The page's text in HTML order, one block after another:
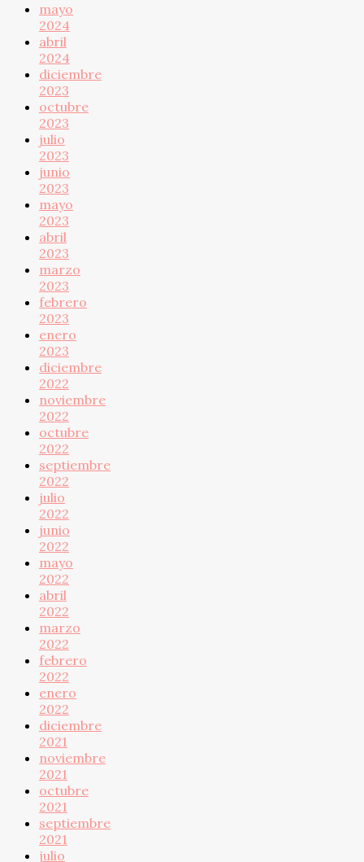
mayo
2024
abril
2024
diciembre
2023
octubre
2023
julio
2023
junio
2023
mayo
2023
abril
2023
marzo
2023
febrero
2023
enero
2023
diciembre
2022
noviembre
2022
octubre
2022
septiembre
2022
julio
2022
junio
2022
mayo
2022
abril
2022
marzo
2022
febrero
2022
enero
2022
diciembre
2021
noviembre
2021
octubre
2021
septiembre
2021
julio